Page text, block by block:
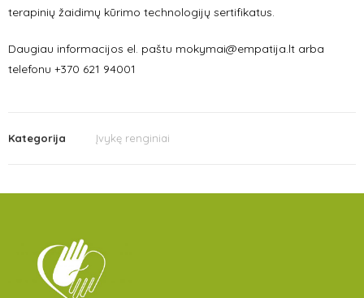
terapinių žaidimų kūrimo technologijų sertifikatus.
Daugiau informacijos el. paštu mokymai@empatija.lt arba
telefonu +370 621 94001
Kategorija Įvykę renginiai